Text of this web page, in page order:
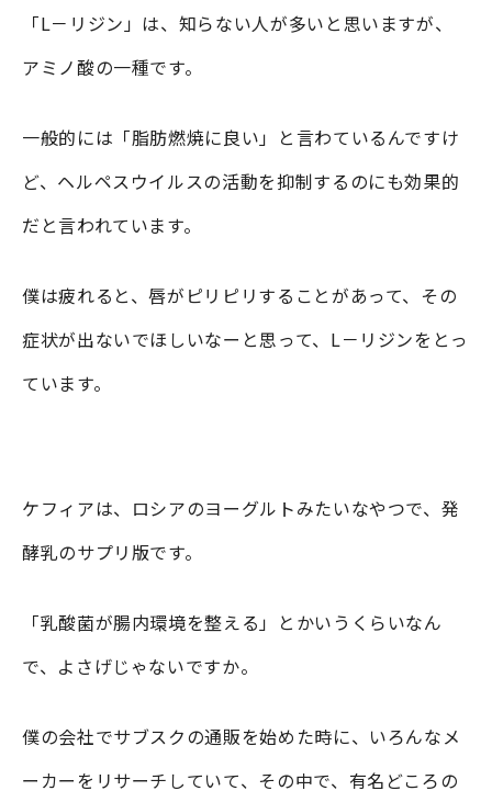
「L－リジン」は、知らない人が多いと思いますが、
アミノ酸の一種です。
一般的には「脂肪燃焼に良い」と言わているんですけ
ど、ヘルペスウイルスの活動を抑制するのにも効果的
だと言われています。
僕は疲れると、唇がピリピリすることがあって、その
症状が出ないでほしいなーと思って、L－リジンをとっ
ています。
ケフィアは、ロシアのヨーグルトみたいなやつで、発
酵乳のサプリ版です。
「乳酸菌が腸内環境を整える」とかいうくらいなん
で、よさげじゃないですか。
僕の会社でサブスクの通販を始めた時に、いろんなメ
ーカーをリサーチしていて、その中で、有名どころの